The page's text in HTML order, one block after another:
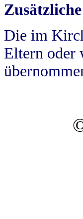
Die im
Eltern oder